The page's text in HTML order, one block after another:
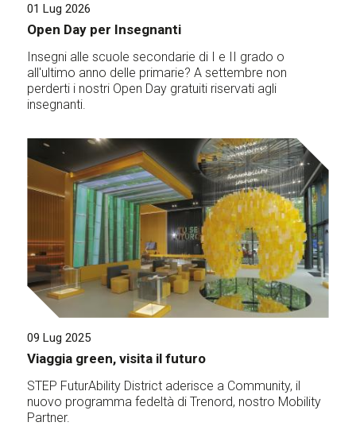
01 Lug 2026
Open Day per Insegnanti
Insegni alle scuole secondarie di I e II grado o
all'ultimo anno delle primarie? A settembre non
perderti i nostri Open Day gratuiti riservati agli
insegnanti.
09 Lug 2025
Viaggia green, visita il futuro
STEP FuturAbility District aderisce a Community, il
nuovo programma fedeltà di Trenord, nostro Mobility
Partner.